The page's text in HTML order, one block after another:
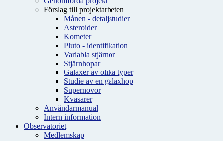
Förslag till projektarbeten
Månen - detaljstudier
Asteroider
Kometer
Pluto - identifikation
Variabla stjärnor
Stjärnhopar
Galaxer av olika typer
Studie av en galaxhop
Supernovor
Kvasarer
Användarmanual
Intern information
Observatoriet
Medlemskap